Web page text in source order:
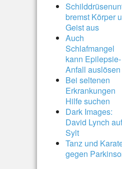
bremst Körper
Geist aus
Auch
Schlafmangel
kann Epilepsie-
Anfall auslösen
Bei seltenen
Erkrankungen
Hilfe suchen
Dark Images:
David Lynch auf
Sylt
Tanz und
gegen